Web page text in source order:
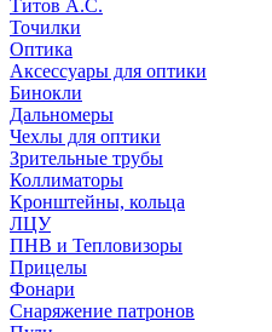
Титов А.С.
Точилки
Оптика
Аксессуары для оптики
Бинокли
Дальномеры
Чехлы для оптики
Зрительные трубы
Коллиматоры
Кронштейны, кольца
ЛЦУ
ПНВ и Тепловизоры
Прицелы
Фонари
Снаряжение патронов